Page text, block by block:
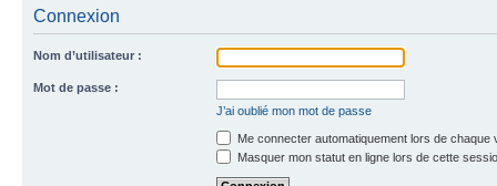
Connexion
Nom d’utilisateur :
Mot de passe :
J’ai oublié mon mot de passe
Me connecter automatiquement lors de chaque
Masquer mon statut en ligne lors de cette